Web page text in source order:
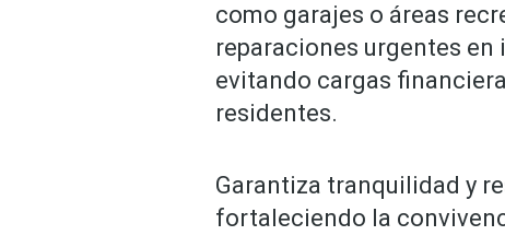
como garajes o áreas
reparaciones urgentes
evitando cargas
residentes.
Garantiza tranquilidad y
fortaleciendo la